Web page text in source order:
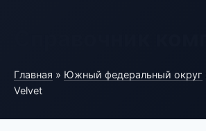
Главная » Южный федеральный округ
Velvet